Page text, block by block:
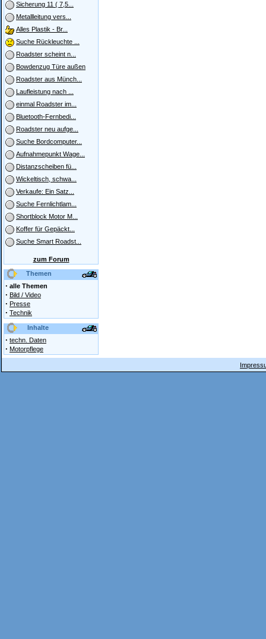
Sicherung 11 ( 7,5...
Metallleitung vers...
Alles Plastik - Br...
Suche Rückleuchte ...
Roadster scheint n...
Bowdenzug Türe außen
Roadster aus Münch...
Laufleistung nach ...
einmal Roadster im...
Bluetooth-Fernbedi...
Roadster neu aufge...
Suche Bordcomputer...
Aufnahmepunkt Wage...
Distanzscheiben fü...
Wickeltisch, schwa...
Verkaufe: Ein Satz...
Suche Fernlichtlam...
Shortblock Motor M...
Koffer für Gepäckt...
Suche Smart Roadst...
zum Forum
Themen
· alle Themen
· Bild / Video
· Presse
· Technik
Inhalte
· techn. Daten
· Motorpflege